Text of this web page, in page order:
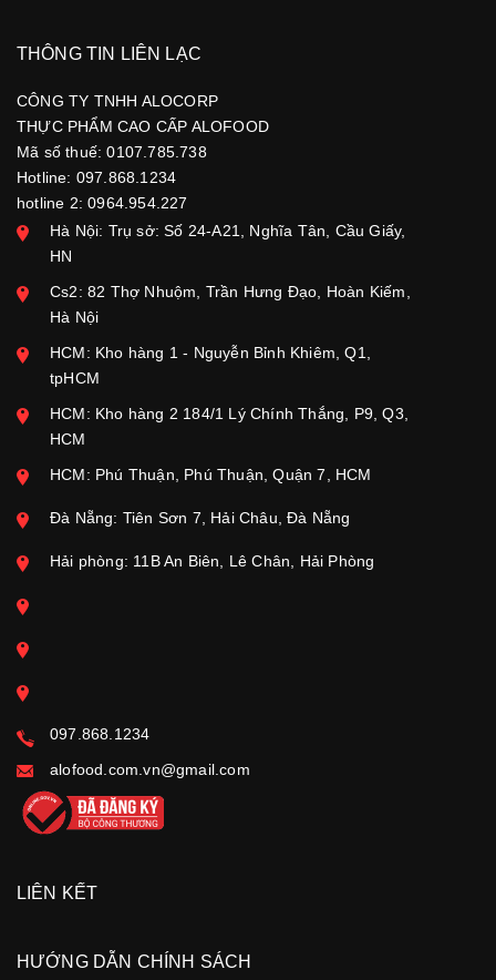
THÔNG TIN LIÊN LẠC
CÔNG TY TNHH ALOCORP
THỰC PHẨM CAO CẤP ALOFOOD
Mã số thuế: 0107.785.738
Hotline: 097.868.1234
hotline 2: 0964.954.227
Hà Nội: Trụ sở: Số 24-A21, Nghĩa Tân, Cầu Giấy,
HN
Cs2: 82 Thợ Nhuộm, Trần Hưng Đạo, Hoàn Kiếm,
Hà Nội
HCM: Kho hàng 1 - Nguyễn Bỉnh Khiêm, Q1,
tpHCM
HCM: Kho hàng 2 184/1 Lý Chính Thắng, P9, Q3,
HCM
HCM: Phú Thuận, Phú Thuận, Quận 7, HCM
Đà Nẵng: Tiên Sơn 7, Hải Châu, Đà Nẵng
Hải phòng: 11B An Biên, Lê Chân, Hải Phòng
097.868.1234
alofood.com.vn@gmail.com
LIÊN KẾT
HƯỚNG DẪN CHÍNH SÁCH